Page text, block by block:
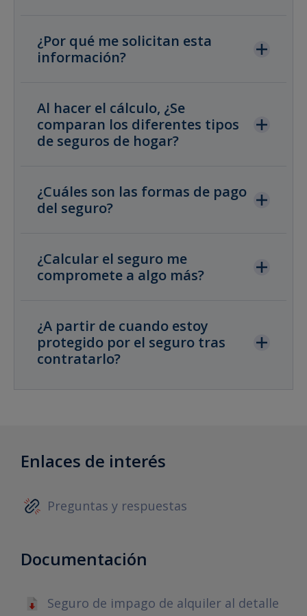
¿Por qué me solicitan esta
información?
Al hacer el cálculo, ¿Se
comparan los diferentes tipos
de seguros de hogar?
¿Cuáles son las formas de pago
del seguro?
¿Calcular el seguro me
compromete a algo más?
¿A partir de cuando estoy
protegido por el seguro tras
contratarlo?
Enlaces de interés
Preguntas y respuestas
Documentación
Seguro de impago de alquiler al detalle